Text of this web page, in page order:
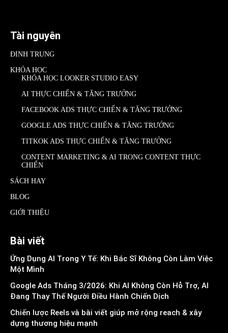
Tài nguyên
ĐÌNH TRUNG
KHÓA HỌC
KHÓA HỌC LOOKER STUDIO EASY
AI THỰC CHIẾN & TĂNG TRƯỞNG
FACEBOOK ADS THỰC CHIẾN & TĂNG TRƯỞNG
GOOGLE ADS THỰC CHIẾN & TĂNG TRƯỞNG
TITKOK ADS THỰC CHIẾN & TĂNG TRƯỞNG
CONTENT MARKETING & AI TRONG CONTENT THỰC
CHIẾN
SÁCH HAY
BLOG
GIỚI THIỆU
Bài viết
Ứng Dụng AI Trong Y Tế: Khi Bác Sĩ Không Còn Làm Việc
Một Mình
Google Ads Tháng 3/2026: Khi AI Không Còn Hỗ Trợ, AI
Đang Thay Thế Người Điều Hành Chiến Dịch
Chiến lược Reels và bài viết giúp mở rộng reach & xây
dựng thương hiệu mạnh